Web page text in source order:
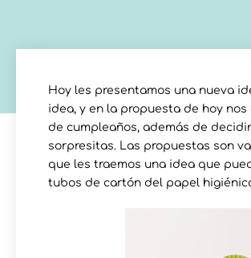
Hoy les presentamos una nueva
idea, y en la propuesta de hoy
de cumpleaños, además de
sorpresitas. Las propuestas son
que les traemos una idea que
tubos de cartón del papel